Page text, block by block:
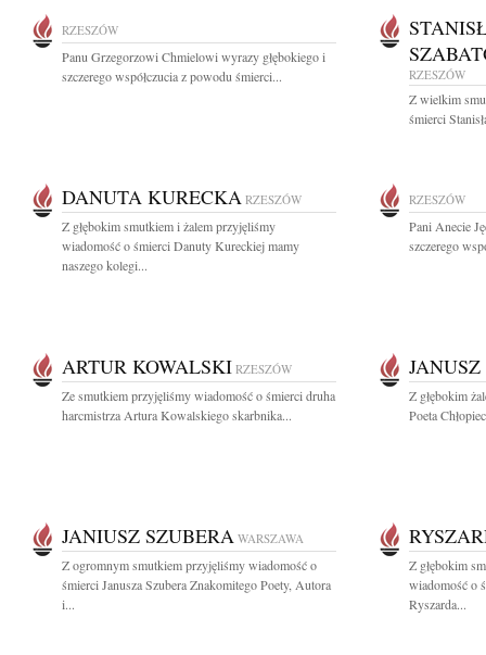
RZESZÓW
Panu Grzegorzowi Chmielowi wyrazy głębokiego i
szczerego współczucia z powodu śmierci...
RZESZÓW
Z wielkim
śmierci
DANUTA KURECKA RZESZÓW
Z głębokim smutkiem i żalem przyjęliśmy
wiadomość o śmierci Danuty Kureckiej mamy
naszego kolegi...
RZESZÓW
Pani Anecie
szczerego
ARTUR KOWALSKI RZESZÓW
Ze smutkiem przyjęliśmy wiadomość o śmierci druha
harcmistrza Artura Kowalskiego skarbnika...
Z głębokim
Poeta
JANIUSZ SZUBERA WARSZAWA
Z ogromnym smutkiem przyjęliśmy wiadomość o
śmierci Janusza Szubera Znakomitego Poety, Autora
i...
Z głębokim
wiadomość o
Ryszarda...